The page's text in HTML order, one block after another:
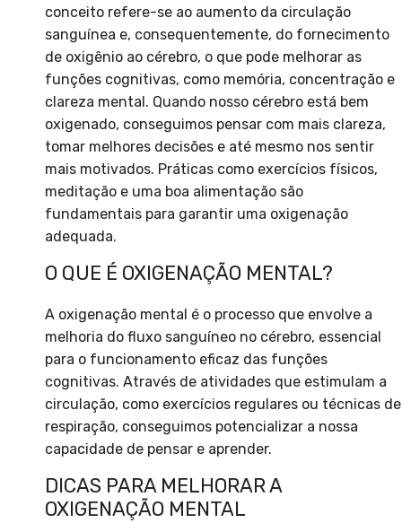
conceito refere-se ao aumento da circulação
sanguínea e, consequentemente, do fornecimento
de oxigênio ao cérebro, o que pode melhorar as
funções cognitivas, como memória, concentração e
clareza mental. Quando nosso cérebro está bem
oxigenado, conseguimos pensar com mais clareza,
tomar melhores decisões e até mesmo nos sentir
mais motivados. Práticas como exercícios físicos,
meditação e uma boa alimentação são
fundamentais para garantir uma oxigenação
adequada.
O QUE É OXIGENAÇÃO MENTAL?
A oxigenação mental é o processo que envolve a
melhoria do fluxo sanguíneo no cérebro, essencial
para o funcionamento eficaz das funções
cognitivas. Através de atividades que estimulam a
circulação, como exercícios regulares ou técnicas de
respiração, conseguimos potencializar a nossa
capacidade de pensar e aprender.
DICAS PARA MELHORAR A
OXIGENAÇÃO MENTAL